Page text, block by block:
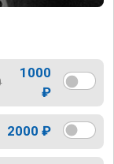
1000
₽
2000 ₽